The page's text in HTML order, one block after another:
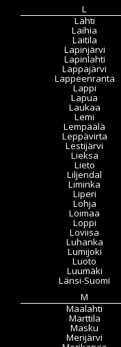
L
Lahti
Laihia
Laitila
Lapinjärvi
Lapinlahti
Lappajärvi
Lappeenranta
Lappi
Lapua
Laukaa
Lemi
Lempäälä
Leppävirta
Lestijärvi
Lieksa
Lieto
Liljendal
Liminka
Liperi
Lohja
Loimaa
Loppi
Loviisa
Luhanka
Lumijoki
Luoto
Luumäki
Länsi-Suomi
M
Maalahti
Marttila
Masku
Merijärvi